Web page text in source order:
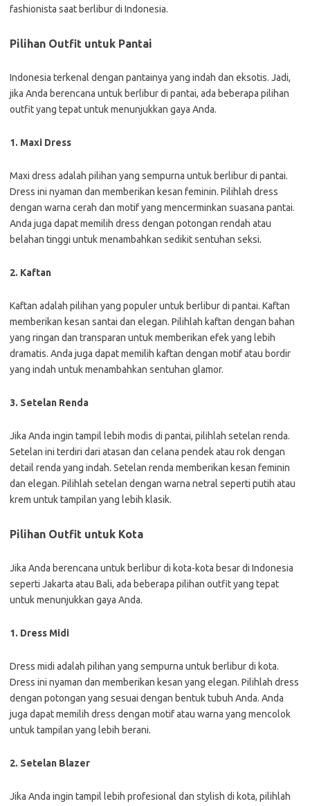
fashionista saat berlibur di Indonesia.
Pilihan Outfit untuk Pantai
Indonesia terkenal dengan pantainya yang indah dan eksotis. Jadi,
jika Anda berencana untuk berlibur di pantai, ada beberapa pilihan
outfit yang tepat untuk menunjukkan gaya Anda.
1. Maxi Dress
Maxi dress adalah pilihan yang sempurna untuk berlibur di pantai.
Dress ini nyaman dan memberikan kesan feminin. Pilihlah dress
dengan warna cerah dan motif yang mencerminkan suasana pantai.
Anda juga dapat memilih dress dengan potongan rendah atau
belahan tinggi untuk menambahkan sedikit sentuhan seksi.
2. Kaftan
Kaftan adalah pilihan yang populer untuk berlibur di pantai. Kaftan
memberikan kesan santai dan elegan. Pilihlah kaftan dengan bahan
yang ringan dan transparan untuk memberikan efek yang lebih
dramatis. Anda juga dapat memilih kaftan dengan motif atau bordir
yang indah untuk menambahkan sentuhan glamor.
3. Setelan Renda
Jika Anda ingin tampil lebih modis di pantai, pilihlah setelan renda.
Setelan ini terdiri dari atasan dan celana pendek atau rok dengan
detail renda yang indah. Setelan renda memberikan kesan feminin
dan elegan. Pilihlah setelan dengan warna netral seperti putih atau
krem untuk tampilan yang lebih klasik.
Pilihan Outfit untuk Kota
Jika Anda berencana untuk berlibur di kota-kota besar di Indonesia
seperti Jakarta atau Bali, ada beberapa pilihan outfit yang tepat
untuk menunjukkan gaya Anda.
1. Dress Midi
Dress midi adalah pilihan yang sempurna untuk berlibur di kota.
Dress ini nyaman dan memberikan kesan yang elegan. Pilihlah dress
dengan potongan yang sesuai dengan bentuk tubuh Anda. Anda
juga dapat memilih dress dengan motif atau warna yang mencolok
untuk tampilan yang lebih berani.
2. Setelan Blazer
Jika Anda ingin tampil lebih profesional dan stylish di kota, pilihlah